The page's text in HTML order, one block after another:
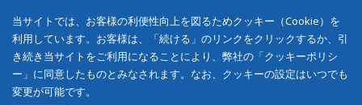
当サイトでは、お客様の利便性向上を図るためクッキー（Cookie）を
利用しています。お客様は、「続ける」のリンクをクリックするか、引
き続き当サイトをご利用になることにより、弊社の「クッキーポリシ
ー」に同意したものとみなされます。なお、クッキーの設定はいつでも
変更が可能です。